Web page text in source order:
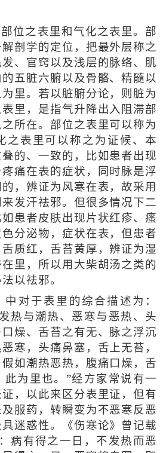
位之表里和气化之表里。部
剖学的定位，把最外层称之
、官窍以及浅层的脉络、肌
五脏六腑以及骨骼、精髓以
里。若以脏腑分论，则脏为
里，是指气升降出入阻滞部
所在。部位之表里可以称为
之表里可以称之为证候、本
的、一致的，比如患者出现
痛在表的症状，同时脉是浮
，辨证为风寒在表，故采用
发汗祛邪。但很多情况下二
患者皮肤出现片状红疹、瘙
分泌物，症状在表，但患者
质红，舌苔黄厚，辨证为湿
里，所以用大柴胡汤之类的
以祛邪。
中对于表里的综合描述为：
热与潮热、恶寒与恶热、头
燥、舌苔之有无、脉之浮沉
寒，头痛鼻塞，舌上无苔，
如潮热恶热，腹痛口燥，舌
此为里也。”经方家常说有一
，以此来区分表里证，但有
服药，转瞬变为不恶寒反恶
迷惑性。《伤寒论》曾记载
病有得之一日，不发热而恶